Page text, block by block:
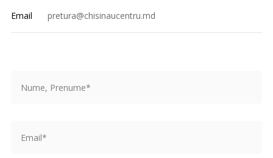
Email
pretura@chisinaucentru.md